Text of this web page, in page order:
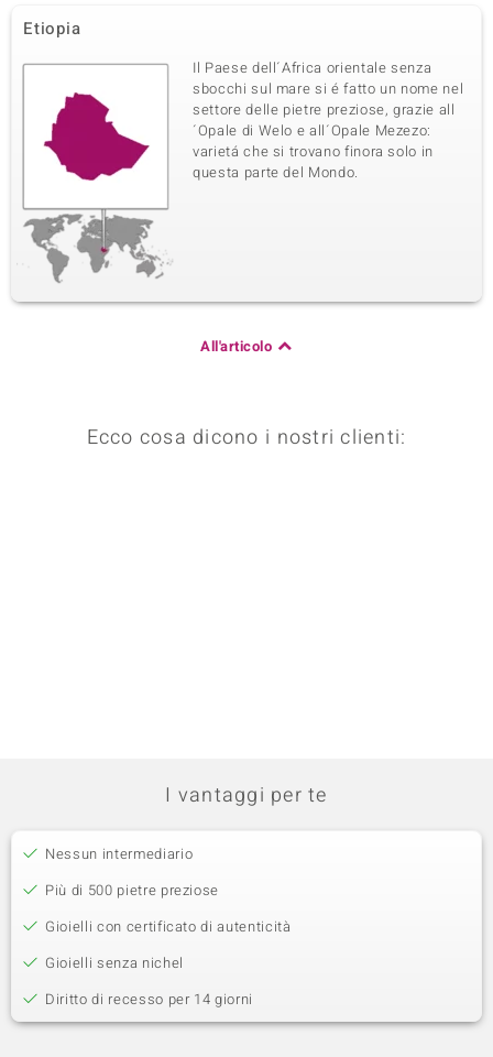
Etiopia
Il Paese dell´Africa orientale senza
sbocchi sul mare si é fatto un nome nel
settore delle pietre preziose, grazie all
´Opale di Welo e all´Opale Mezezo:
varietá che si trovano finora solo in
questa parte del Mondo.
All'articolo
Ecco cosa dicono i nostri clienti:
I vantaggi per te
Nessun intermediario
Più di 500 pietre preziose
Gioielli con certificato di autenticità
Gioielli senza nichel
Diritto di recesso per 14 giorni